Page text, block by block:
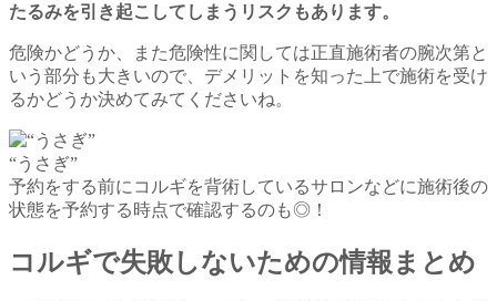
たるみを引き起こしてしまうリスクもあります。
危険かどうか、また危険性に関しては正直施術者の腕次第と
いう部分も大きいので、デメリットを知った上で施術を受け
るかどうか決めてみてくださいね。
“うさぎ”
予約をする前にコルギを背術しているサロンなどに施術後の
状態を予約する時点で確認するのも◎！
コルギで失敗しないための情報まとめ